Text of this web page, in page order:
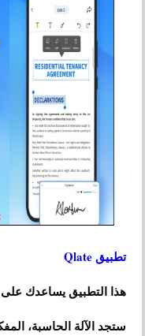
تطبيق Qlate
هذا التطبيق يساعدك على
ستجد الآلة الحاسبة،